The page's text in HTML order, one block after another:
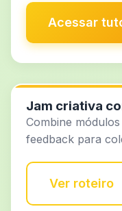
Acessar
Jam criativa
Combine
feedback para
Ver roteiro